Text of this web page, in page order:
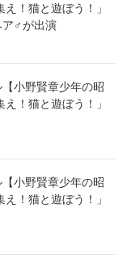
！猫と遊ぼう！」
ア♂が出演
小野賢章少年の昭
！猫と遊ぼう！」
小野賢章少年の昭
！猫と遊ぼう！」